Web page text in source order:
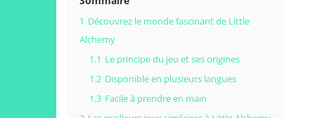
1 Découvrez le monde fascinant de Little
Alchemy
1.1 Le principe du jeu et ses origines
1.2 Disponible en plusieurs langues
1.3 Facile à prendre en main